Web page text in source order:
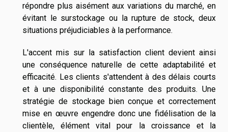
répondre plus aisément aux variations du marché, en
évitant le surstockage ou la rupture de stock, deux
situations préjudiciables à la performance.
L'accent mis sur la satisfaction client devient ainsi
une conséquence naturelle de cette adaptabilité et
efficacité. Les clients s'attendent à des délais courts
et à une disponibilité constante des produits. Une
stratégie de stockage bien conçue et correctement
mise en œuvre engendre donc une fidélisation de la
clientèle, élément vital pour la croissance et la